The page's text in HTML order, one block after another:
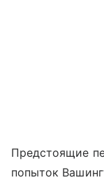
Предстоящие
попыток